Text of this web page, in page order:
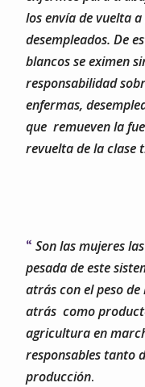
los envía de vuelta
desempleados. De
blancos se eximen
responsabilidad
enfermas,
que remueven la
revuelta de la clase
Son las mujeres
pesada de este
atrás con el peso
atrás como
agricultura en
responsables tanto
producción.